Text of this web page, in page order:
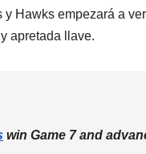
Hawks empezará a
apretada llave.
win Game 7 and